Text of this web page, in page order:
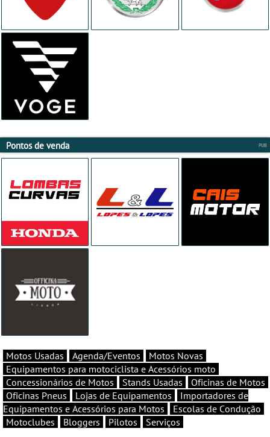
Pontos de venda
Motos Usadas Agenda/Eventos
Motos Novas
Equipamentos para motociclista e Acessórios moto
Concessionários de Motos
Stands Usadas
Oficinas de Motos
Oficinas Pneus
Lojas de Equipamentos
Importadores de
Equipamentos e Acessórios para Motos
Escolas de Condução
Motoclubes
Bloggers Pilotos Serviços